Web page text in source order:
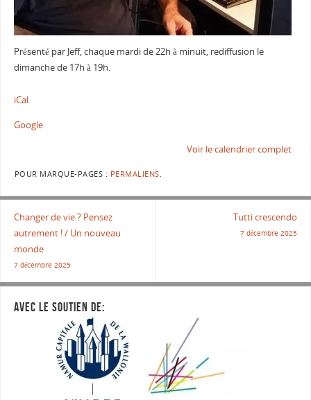
Présenté par Jeff, chaque mardi de 22h à minuit, rediffusion le
dimanche de 17h à 19h.
iCal
Google
Voir le calendrier complet
POUR MARQUE-PAGES : PERMALIENS.
Changer de vie ? Pensez
autrement ! / Un nouveau
monde
7 décembre 2025
Tutti crescendo
7 décembre 2025
AVEC LE SOUTIEN DE: